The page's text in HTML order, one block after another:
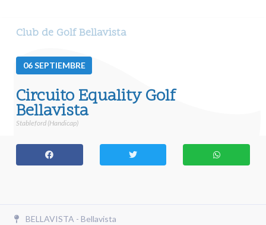
Club de Golf Bellavista
06SEPTIEMBRE
Circuito Equality Golf
Bellavista
Stableford (Handicap)
BELLAVISTA - Bellavista